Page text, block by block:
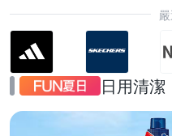
日用清潔